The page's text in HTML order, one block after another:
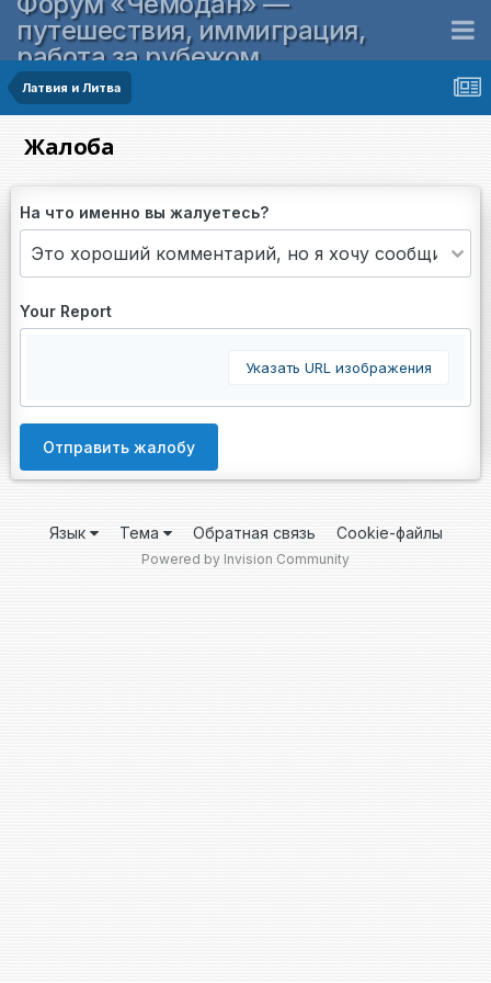
путешествия, иммиграция,
работа за рубежом
Латвия и Литва
Жалоба
На что именно вы жалуетесь?
Your Report
Указать URL изображения
Отправить жалобу
Язык Тема Обратная связь Cookie-файлы
Powered by Invision Community